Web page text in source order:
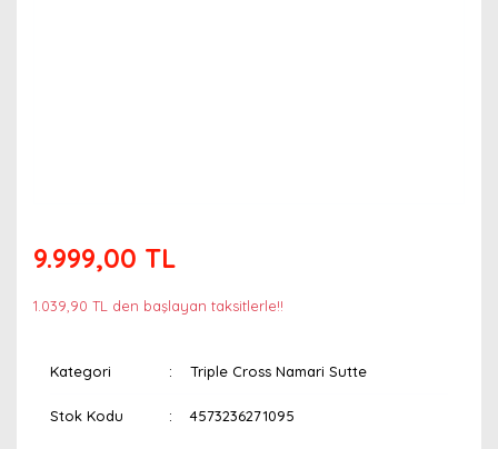
9.999,00 TL
1.039,90 TL den başlayan taksitlerle!!
Kategori Triple Cross Namari Sutte
Stok Kodu 4573236271095